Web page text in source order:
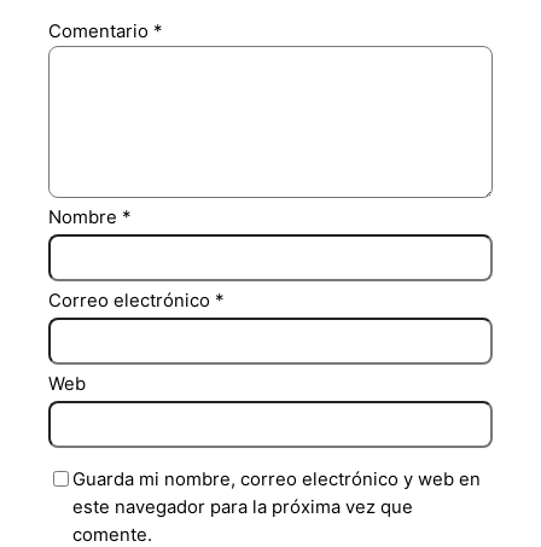
Comentario *
Nombre *
Correo electrónico *
Web
Guarda mi nombre, correo electrónico y web en
este navegador para la próxima vez que
comente.